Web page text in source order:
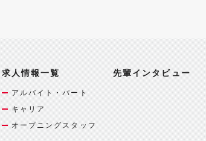
求人情報一覧
アルバイト・パート
キャリア
オープニングスタッフ
先輩インタビュー